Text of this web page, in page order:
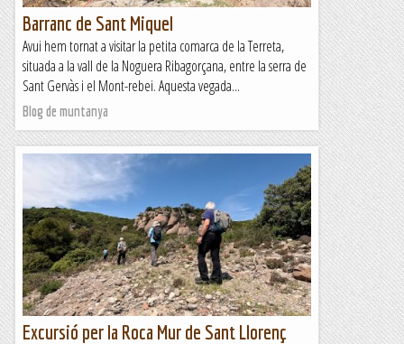
Barranc de Sant Miquel
Avui hem tornat a visitar la petita comarca de la Terreta,
situada a la vall de la Noguera Ribagorçana, entre la serra de
Sant Gervàs i el Mont-rebei. Aquesta vegada...
Blog de muntanya
Excursió per la Roca Mur de Sant Llorenç